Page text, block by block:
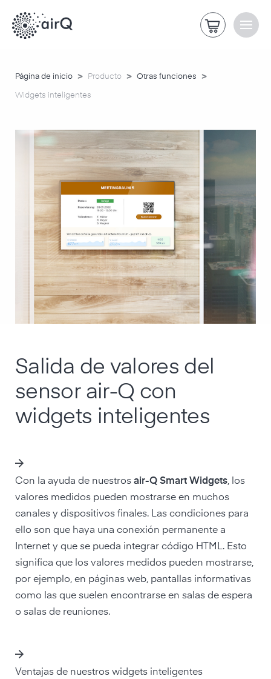
Página de inicio > Producto > Otras funciones >
Widgets inteligentes
Salida de valores del
sensor air-Q con
widgets inteligentes
Con la ayuda de nuestros air-Q Smart Widgets, los
valores medidos pueden mostrarse en muchos
canales y dispositivos finales. Las condiciones para
ello son que haya una conexión permanente a
Internet y que se pueda integrar código HTML. Esto
significa que los valores medidos pueden mostrarse,
por ejemplo, en páginas web, pantallas informativas
como las que suelen encontrarse en salas de espera
o salas de reuniones.
Ventajas de nuestros widgets inteligentes